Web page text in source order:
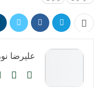
علیرضا